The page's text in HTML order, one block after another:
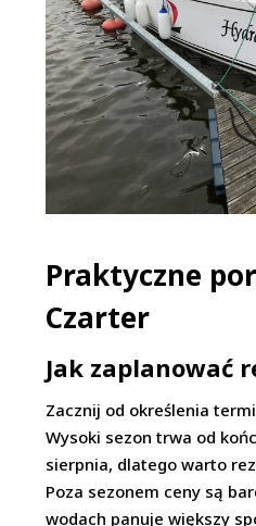
Praktyczne
Czarter
Jak zaplanować
Zacznij od określenia
Wysoki sezon trwa od
sierpnia, dlatego warto
Poza sezonem ceny są
wodach panuje większy